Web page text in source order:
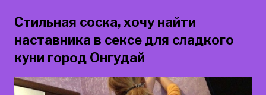
Стильная соска, хочу найти
наставника в сексе для сладкого
куни город Онгудай